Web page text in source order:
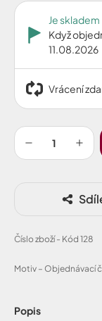
Popis
Je skladem
Když
11.08.2026
Vrácení
Číslo zboží - Kód 128
Motiv – Objednávací